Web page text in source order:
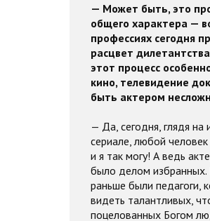
— Может быть, это
общего характера —
профессиях сегодня
расцвет
этот процесс
кино, телевидение
быть актером
— Да, сегодня, глядя на
сериале, любой
и я так могу! А ведь
было делом
раньше были педагоги,
видеть талантливых,
поцелованных Богом